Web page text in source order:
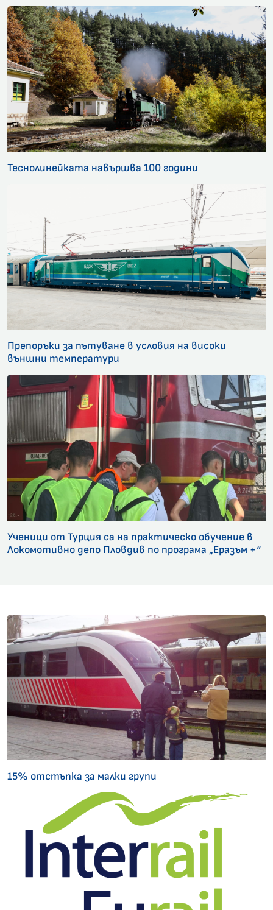
Теснолинейката навършва 100 години
Препоръки за пътуване в условия на високи
външни температури
Ученици от Турция са на практическо обучение в
Локомотивно депо Пловдив по програма „Еразъм +“
15% отстъпка за малки групи